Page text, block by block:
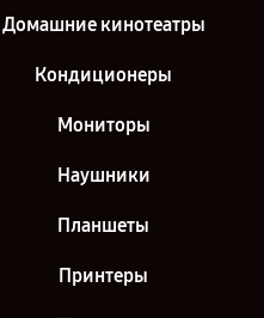
Домашние кинотеатры
Кондиционеры
Мониторы
Наушники
Планшеты
Принтеры